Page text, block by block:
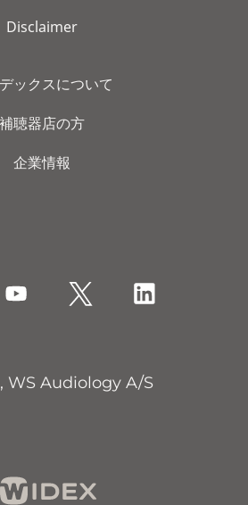
Disclaimer
ックスについて
補聴器店の方
企業情報
WS Audiology A/S